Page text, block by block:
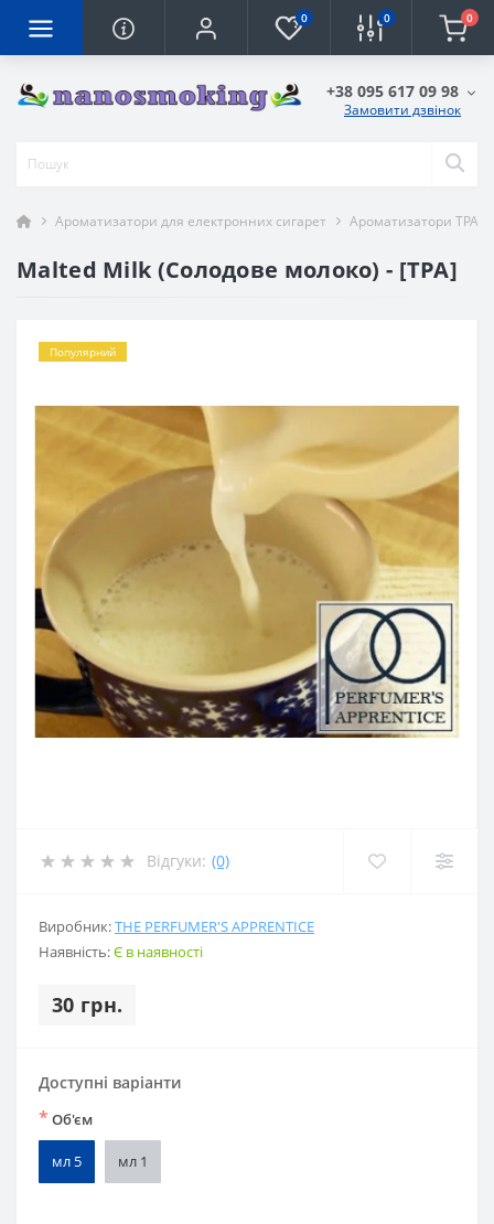
0 0 0
+38 095 617 09 98
Замовити дзвінок
Ароматизатори для електронних сигарет Ароматизатори TPA
Malted Milk (Солодове молоко) - [TPA]
Популярний
Відгуки: (0)
Виробник:THE PERFUMER'S APPRENTICE
Наявність:Є в наявності
30 грн.
Доступні варіанти
* Об'єм
мл 5 мл 1